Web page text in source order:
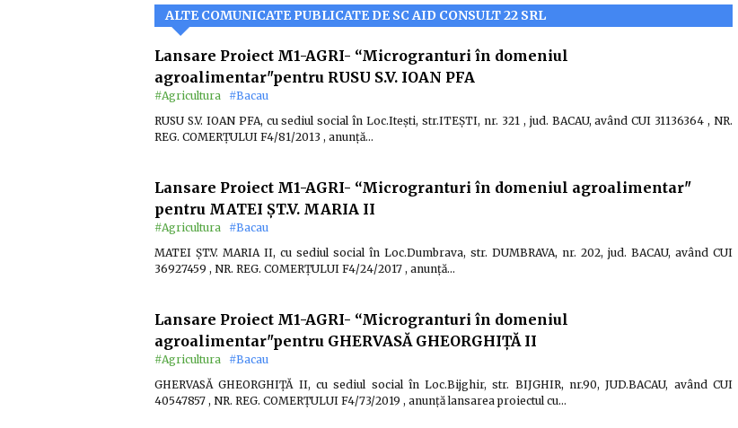
ALTE COMUNICATE PUBLICATE DE SC AID CONSULT 22 SRL
Lansare Proiect M1-AGRI- “Microgranturi în domeniul
agroalimentar"pentru RUSU S.V. IOAN PFA
#Agricultura #Bacau
RUSU S.V. IOAN PFA, cu sediul social în Loc.Iteşti, str.ITEŞTI, nr. 321 , jud. BACAU, având CUI 31136364 , NR.
REG. COMERȚULUI F4/81/2013 , anunță…
Lansare Proiect M1-AGRI- “Microgranturi în domeniul agroalimentar"
pentru MATEI ŞT.V. MARIA II
#Agricultura #Bacau
MATEI ŞT.V. MARIA II, cu sediul social în Loc.Dumbrava, str. DUMBRAVA, nr. 202, jud. BACAU, având CUI
36927459 , NR. REG. COMERȚULUI F4/24/2017 , anunță…
Lansare Proiect M1-AGRI- “Microgranturi în domeniul
agroalimentar"pentru GHERVASĂ GHEORGHIŢĂ II
#Agricultura #Bacau
GHERVASĂ GHEORGHIŢĂ II, cu sediul social în Loc.Bijghir, str. BIJGHIR, nr.90, JUD.BACAU, având CUI
40547857 , NR. REG. COMERȚULUI F4/73/2019 , anunță lansarea proiectul cu…